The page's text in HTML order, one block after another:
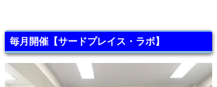
毎月開催【サードプレイス・ラボ】